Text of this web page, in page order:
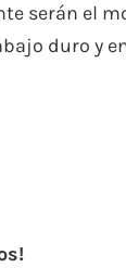
serán el
duro y